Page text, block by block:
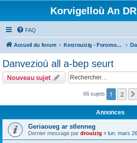
Korvigelloù An
FAQ
Accueil du forum Kerzrouizig - Foromoù An Drouizig
Danvezioù all a-bep seurt
Nouveau sujet
66 sujets 1 2
Annonces
Geriaoueg ar stlenneg
Dernier message par drouizig « lun. mars